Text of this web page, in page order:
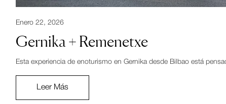
Enero 22, 2026
Gernika + Remenetxe
Esta experiencia de enoturismo en Gernika desde Bilbao está
Leer Más